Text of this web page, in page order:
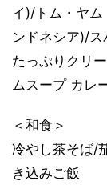
イ)/トム・ヤ
ンドネシア)/
たっぷりクリ
ムスープ カレ
＜和食＞
冷やし茶そば/
き込みご飯